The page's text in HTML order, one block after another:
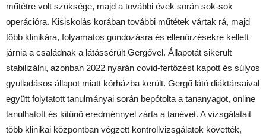
műtétre volt szüksége, majd a további évek során sok-sok
operációra. Kisiskolás korában további műtétek vártak rá, majd
több klinikára, folyamatos gondozásra és ellenőrzésekre kellett
járnia a családnak a látássérült Gergővel. Állapotát sikerült
stabilizálni, azonban 2022 nyarán covid-fertőzést kapott és súlyos
gyulladásos állapot miatt kórházba került. Gergő látó diáktársaival
együtt folytatott tanulmányai során bepótolta a tananyagot, online
tanulhatott és kitűnő eredménnyel zárta a tanévet. A vizsgálatait
több klinikai központban végzett kontrollvizsgálatok követték,